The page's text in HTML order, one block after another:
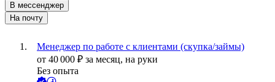
В мессенджер
На почту
Менеджер по работе с клиентами (скупка/займы)
от 40 000 ₽ за месяц, на руки
Без опыта